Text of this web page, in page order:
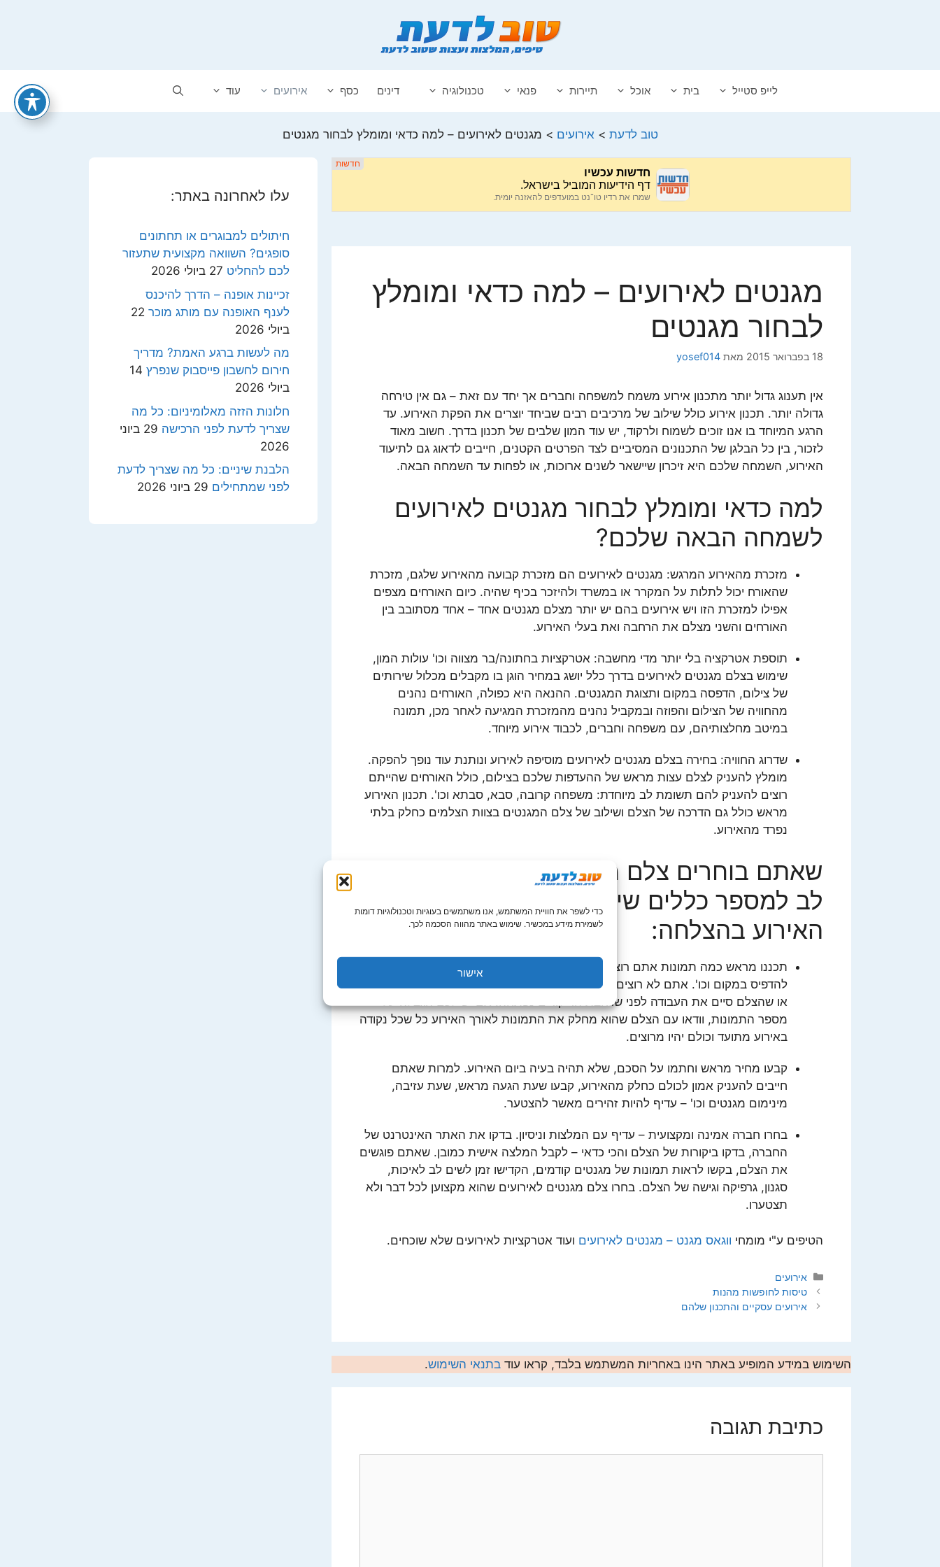
כדי לשפר את חוויית המשתמש, אנו משתמשים בעוגיות וטכנולוגיות דומות
לשמירת מידע במכשיר. שימוש באתר מהווה הסכמה לכך.
אישור
לייפ סטייל בית אוכל תיירות פנאי טכנולוגיה דינים כסף אירועים עוד
טוב לדעת >אירועים > מגנטים לאירועים – למה כדאי ומומלץ לבחור מגנטים
מגנטים לאירועים – למה כדאי ומומלץ
לבחור מגנטים
18 בפברואר 2015 מאת yosef014
אין תענוג גדול יותר מתכנון אירוע משמח למשפחה וחברים אך יחד עם זאת – גם אין טירחה
גדולה יותר. תכנון אירוע כולל שילוב של מרכיבים רבים שביחד יוצרים את הפקת האירוע. עד
הרגע המיוחד בו אנו זוכים לשמוח ולרקוד, יש עוד המון שלבים של תכנון בדרך. חשוב מאוד
לזכור, בין כל הבלגן של התכנונים המסיביים לצד הפרטים הקטנים, חייבים לדאוג גם לתיעוד
האירוע, השמחה שלכם היא זיכרון שיישאר לשנים ארוכות, או לפחות עד השמחה הבאה.
למה כדאי ומומלץ לבחור מגנטים לאירועים
לשמחה הבאה שלכם?
מזכרת מהאירוע המרגש: מגנטים לאירועים הם מזכרת קבועה מהאירוע שלגם, מזכרת
שהאורח יכול לתלות על המקרר או במשרד ולהיזכר בכיף שהיה. כיום האורחים מצפים
אפילו למזכרת הזו ויש אירועים בהם יש יותר מצלם מגנטים אחד – אחד מסתובב בין
האורחים והשני מצלם את הרחבה ואת בעלי האירוע.
תוספת אטרקציה בלי יותר מדי מחשבה: אטרקציות בחתונה/בר מצווה וכו' עולות המון,
שימוש בצלם מגנטים לאירועים בדרך כלל יושג במחיר הוגן בו מקבלים מכלול שירותים
של צילום, הדפסה במקום ותצוגת המגנטים. ההנאה היא כפולה, האורחים נהנים
מהחוויה של הצילום והפוזה ובמקביל נהנים מהמזכרת המגיעה לאחר מכן, תמונה
במיטב מחלצותיהם, עם משפחה וחברים, לכבוד אירוע מיוחד.
שדרוג החוויה: בחירה בצלם מגנטים לאירועים מוסיפה לאירוע ונותנת עוד נופך להפקה.
מומלץ להעניק לצלם עצות מראש של ההעדפות שלכם בצילום, כולל האורחים שהייתם
רוצים להעניק להם תשומת לב מיוחדת: משפחה קרובה, סבא, סבתא וכו'. תכנון האירוע
מראש כולל גם הדרכה של הצלם ושילוב של צלם המגנטים בצוות הצלמים כחלק בלתי
נפרד מהאירוע.
שאתם בוחרים צלם מגנטים לאירועים, שימו
לב למספר כללים שיעזרו לכם לסיים את
האירוע בהצלחה:
תכננו מראש כמה תמונות אתם רוצים לקבל, כמה מגנטים אתם מצפים מהצלם
להדפיס במקום וכו'. אתם לא רוצים להגיע למצב בו אורחים מתלוננים שלא צילמו אותם
או שהצלם סיים את העבודה לפני שרחבת הריקודים נפתחה. אם יש לכם הגבלה על
מספר התמונות, וודאו עם הצלם שהוא מחלק את התמונות לאורך האירוע כל שכל נקודה
באירוע מתועד וכולם יהיו מרוצים.
קבעו מחיר מראש וחתמו על הסכם, שלא תהיה בעיה ביום האירוע. למרות שאתם
חייבים להעניק אמון לכולם כחלק מהאירוע, קבעו שעת הגעה מראש, שעת עזיבה,
מינימום מגנטים וכו' – עדיף להיות זהירים מאשר להצטער.
בחרו חברה אמינה ומקצועית – עדיף עם המלצות וניסיון. בדקו את האתר האינטרנט של
החברה, בדקו ביקורות של הצלם והכי כדאי – לקבל המלצה אישית כמובן. שאתם פוגשים
את הצלם, בקשו לראות תמונות של מגנטים קודמים, הקדישו זמן לשים לב לאיכות,
סגנון, גרפיקה וגישה של הצלם. בחרו צלם מגנטים לאירועים שהוא מקצוען לכל דבר ולא
תצטערו.
הטיפים ע"י מומחי ווגאס מגנט – מגנטים לאירועים ועוד אטרקציות לאירועים שלא שוכחים.
קטגוריות
אירועים
טיסות לחופשות מהנות
אירועים עסקיים והתכנון שלהם
השימוש במידע המופיע באתר הינו באחריות המשתמש בלבד, קראו עוד בתנאי השימוש.
כתיבת תגובה
עלו לאחרונה באתר:
חיתולים למבוגרים או תחתונים
סופגים? השוואה מקצועית שתעזור
לכם להחליט 27 ביולי 2026
זכיינות אופנה – הדרך להיכנס
לענף האופנה עם מותג מוכר 22
ביולי 2026
מה לעשות ברגע האמת? מדריך
חירום לחשבון פייסבוק שנפרץ 14
ביולי 2026
חלונות הזזה מאלומיניום: כל מה
שצריך לדעת לפני הרכישה
29 ביוני
2026
הלבנת שיניים: כל מה שצריך לדעת
לפני שמתחילים 29 ביוני 2026